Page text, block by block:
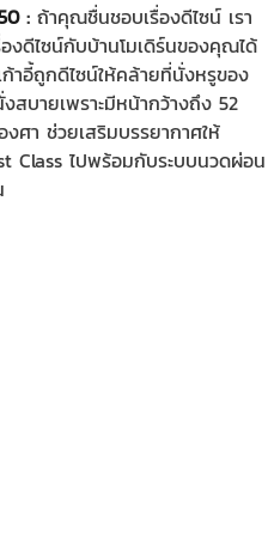
: ถ้าคุณชื่นชอบเรื่องดีไซน์ เรา
งดีไซน์กับบ้านโมเดิร์นของคุณได้
าอี้ถูกดีไซน์ให้คล้ายที่นั่งหรูของ
สบายเพราะมีหน้ากว้างถึง 52
ศา ช่วยเสริมบรรยากาศให้
Class ไปพร้อมกับระบบนวดผ่อน